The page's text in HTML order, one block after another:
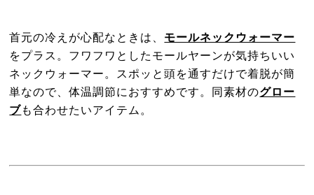
首元の冷えが心配なときは、 モールネックウォーマー
をプラス。フワフワとしたモールヤーンが気持ちいい
ネックウォーマー。スポッと頭を通すだけで着脱が簡
単なので、体温調節におすすめです。同素材のグロー
ブも合わせたいアイテム。